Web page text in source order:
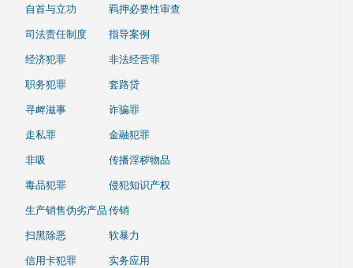
自首与立功
羁押必要性审查
司法责任制度
指导案例
经济犯罪
非法经营罪
职务犯罪
套路贷
寻衅滋事
诈骗罪
走私罪
金融犯罪
非吸
传播淫秽物品
毒品犯罪
侵犯知识产权
生产销售伪劣产品传销
扫黑除恶
软暴力
信用卡犯罪
实务应用